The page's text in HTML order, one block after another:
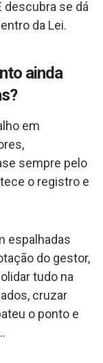
descubra se dá
da Lei.
ainda
em
sempre pelo
o registro e
espalhadas
do gestor,
tudo na
cruzar
o ponto e